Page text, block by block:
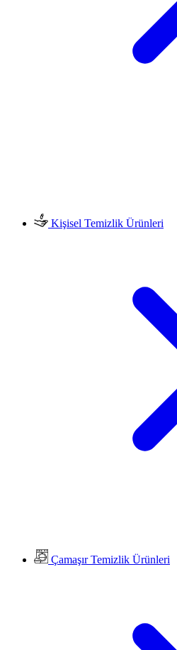
Kişisel Temizlik Ürünleri
Çamaşır Temizlik Ürünleri